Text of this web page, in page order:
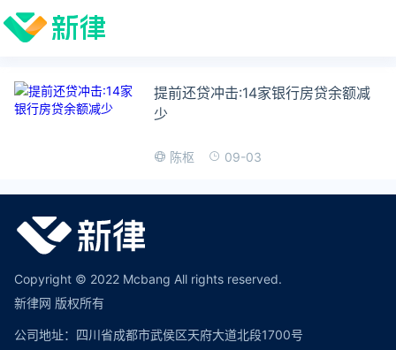
提前还贷冲击:14家银行房贷余额减
少
陈枢 09-03
Copyright © 2022 Mcbang All rights reserved.
新律网 版权所有
公司地址：四川省成都市武侯区天府大道北段1700号